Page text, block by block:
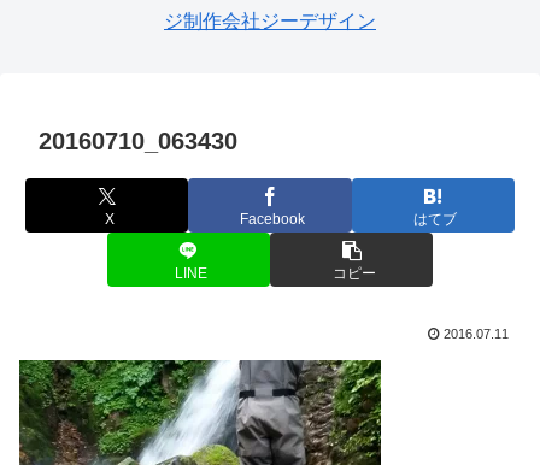
ジ制作会社ジーデザイン
20160710_063430
X Facebook はてブ
LINE コピー
2016.07.11